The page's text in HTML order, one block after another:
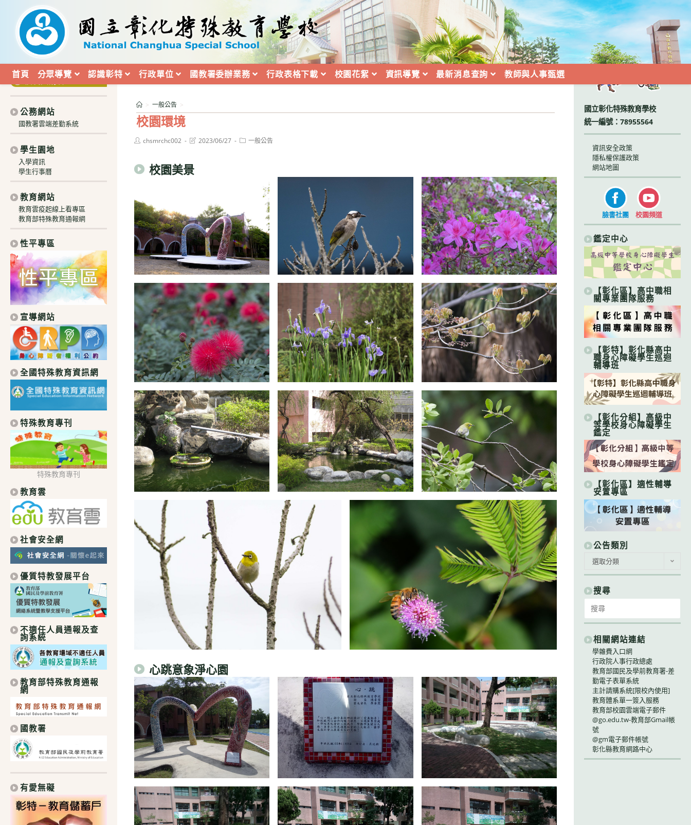
內
首頁 分眾導覽 認識彰特 行政單位 國教署委辦業務 行政表格下載 校園花絮 資訊導覽 最新消息查詢 教師與人事甄選
校園環境
> 一般公告 >
Postchsmrchc002
Post2023/06/27
Post一般公告
校園美景
心跳意象淨心園
三十週年校慶
學生與家長
教職員工
校友與訪客
公務網站
國教署雲端差勤系統
學生園地
入學資訊
學生行事曆
教育網站
教育雲疫起線上看專區
教育部特殊教育通報網
性平專區
宣導網站
全國特殊教育資訊網
特殊教育專刊
特殊教育專刊
教育雲
社會安全網
優質特教發展平台
不適任人員通報及查
詢系統
教育部特殊教育通報
網
國教署
有愛無礙
:::
國立彰化特殊教育學校
統一編號：78955564
資訊安全政策
隱私權保護政策
網站地圖
臉書社團 校園頻道
鑑定中心
【彰化區】高中職相
關專業團隊服務
【彰特】彰化縣高中
職身心障礙學生巡迴
輔導班
【彰化分組】高級中
等學校身心障礙學生
鑑定
【彰化區】適性輔導
安置專區
公告類別
類
別
選取分類
搜尋
for:
相關網站連結
學雜費入口網
行政院人事行政總處
教育部國民及學前教育署-差
勤電子表單系統
主計請購系統[限校內使用]
教育體系單一簽入服務
教育部校園雲端電子郵件
@go.edu.tw-教育部Gmail帳
號
@gm電子郵件帳號
彰化縣教育網路中心